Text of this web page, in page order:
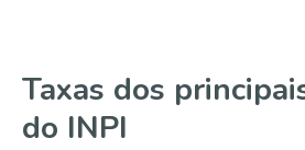
Taxas dos
do INPI